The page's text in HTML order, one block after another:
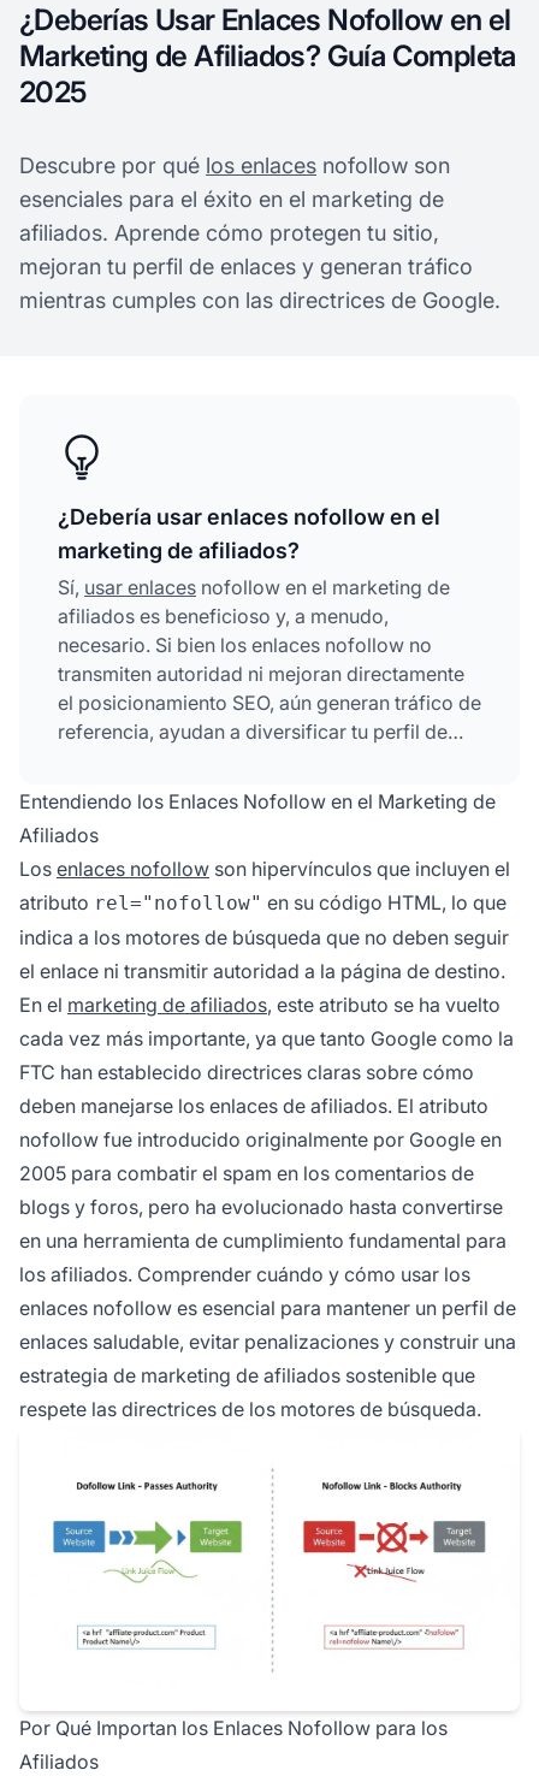
¿Deberías Usar Enlaces Nofollow en el
Marketing de Afiliados? Guía Completa
2025
Descubre por qué los enlaces nofollow son
esenciales para el éxito en el marketing de
afiliados. Aprende cómo protegen tu sitio,
mejoran tu perfil de enlaces y generan tráfico
mientras cumples con las directrices de Google.
¿Debería usar enlaces nofollow en el
marketing de afiliados?
Sí, usar enlaces nofollow en el marketing de
afiliados es beneficioso y, a menudo,
necesario. Si bien los enlaces nofollow no
transmiten autoridad ni mejoran directamente
el posicionamiento SEO, aún generan tráfico de
referencia, ayudan a diversificar tu perfil de
las directrices de la FTC y te protegen de
penalizaciones de Google. PostAffiliatePro
facilita la gestión y el seguimiento tanto de
enlaces nofollow como dofollow de manera
eficaz.
Entendiendo los Enlaces Nofollow en el Marketing de
Afiliados
Los enlaces nofollow son hipervínculos que incluyen el
atributo rel="nofollow" en su código HTML, lo que
indica a los motores de búsqueda que no deben seguir
el enlace ni transmitir autoridad a la página de destino.
En el marketing de afiliados, este atributo se ha vuelto
cada vez más importante, ya que tanto Google como la
FTC han establecido directrices claras sobre cómo
deben manejarse los enlaces de afiliados. El atributo
nofollow fue introducido originalmente por Google en
2005 para combatir el spam en los comentarios de
blogs y foros, pero ha evolucionado hasta convertirse
en una herramienta de cumplimiento fundamental para
los afiliados. Comprender cuándo y cómo usar los
enlaces nofollow es esencial para mantener un perfil de
enlaces saludable, evitar penalizaciones y construir una
estrategia de marketing de afiliados sostenible que
respete las directrices de los motores de búsqueda.
Por Qué Importan los Enlaces Nofollow para los
Afiliados